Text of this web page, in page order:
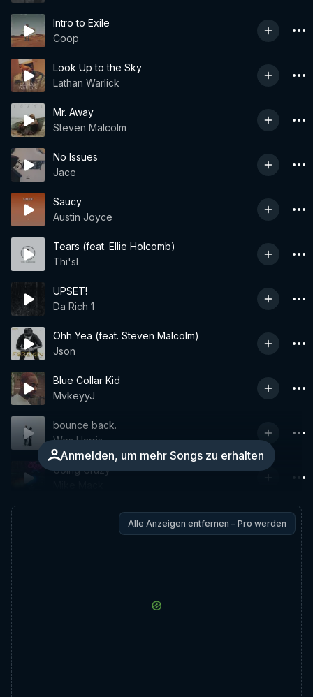
Intro to Exile
Coop
Look Up to the Sky
Lathan Warlick
Mr. Away
Steven Malcolm
No Issues
Jace
Saucy
Austin Joyce
Tears (feat. Ellie Holcomb)
Thi'sl
UPSET!
Da Rich 1
Ohh Yea (feat. Steven Malcolm)
Json
Blue Collar Kid
MvkeyyJ
Anmelden, um mehr Songs zu erhalten
bounce back.
Wes Harris
Going Crazy
Alle Anzeigen entfernen – Pro werden